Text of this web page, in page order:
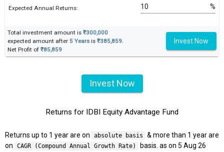
Expected Annual Returns: %
Total investment amount is ₹300,000
expected amount after 5 Years is ₹385,859
Net Profit of ₹85,859
Invest Now
Invest Now
Returns for IDBI Equity Advantage Fund
Returns up to 1 year are on absolute basis
& more than 1 year are
on
CAGR (Compound Annual Growth Rate) basis. as on 5 Aug 26